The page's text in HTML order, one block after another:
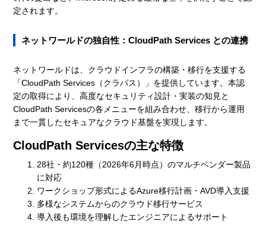
定されます。
ネットワールドの独自性：CloudPath Services との連携
ネットワールドは、クラウドインフラの構築・移行を支援する
「CloudPath Services（クラパス）」を提供しています。本認
定の取得により、高度なセキュリティ設計・実装の知見と
CloudPath Servicesの各メニューを組み合わせ、移行から運用
まで一貫したセキュアなクラウド基盤を実現します。
CloudPath Servicesの主な特徴
28社・約120種（2026年6月時点）のマルチベンダー製品
に対応
ワークショップ形式によるAzure移行計画・AVD導入支援
多様なシステムからのクラウド移行サービス
導入後も環境を理解したエンジニアによるサポート